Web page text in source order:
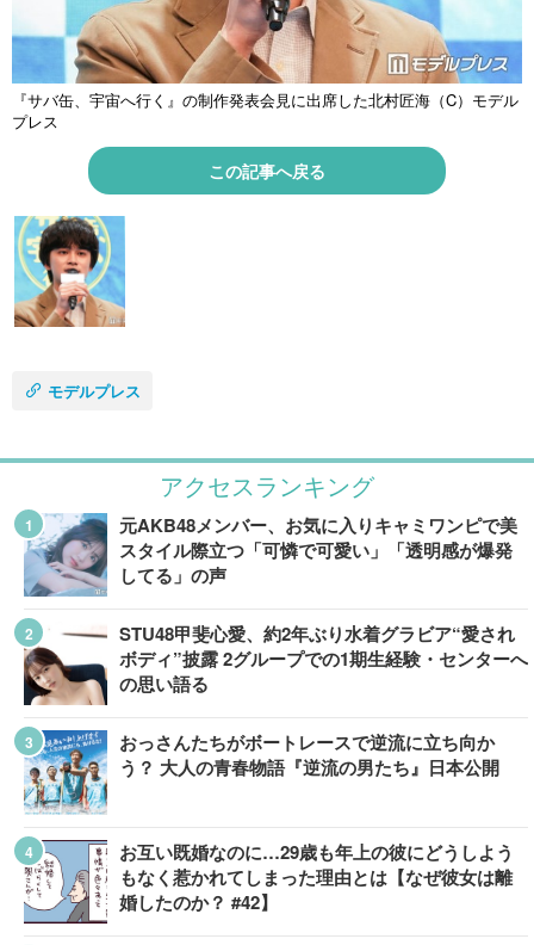
『サバ缶、宇宙へ行く』の制作発表会見に出席した北村匠海（C）モデル
プレス
この記事へ戻る
モデルプレス
アクセスランキング
元AKB48メンバー、お気に入りキャミワンピで美
スタイル際立つ「可憐で可愛い」「透明感が爆発
してる」の声
STU48甲斐心愛、約2年ぶり水着グラビア“愛され
ボディ”披露 2グループでの1期生経験・センターへ
の思い語る
おっさんたちがボートレースで逆流に立ち向か
う？ 大人の青春物語『逆流の男たち』日本公開
お互い既婚なのに…29歳も年上の彼にどうしよう
もなく惹かれてしまった理由とは【なぜ彼女は離
婚したのか？ #42】